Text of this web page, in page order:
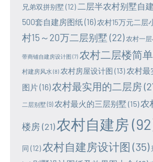
兄弟双拼别墅 (12) 二层半农村别墅自
500套自建房图纸(16) 农村15万元二层
村15～20万二层别墅 (22) 农村一
带商铺自建房设计图 (7) 农村二层楼简
村建房风水 (8) 农村房屋设计图 (13) 农村最
图片(16)农村最实用的二层房
二层别墅(9) 农村最火的三层别墅 (15)农
楼房(21)农村自建房
同 (12) 农村自建房设计图 (35)